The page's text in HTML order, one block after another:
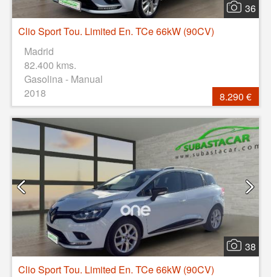
36
Clio Sport Tou. Limited En. TCe 66kW (90CV)
Madrid
82.400 kms.
Gasolina - Manual
2018
8.290 €
38
Clio Sport Tou. Limited En. TCe 66kW (90CV)